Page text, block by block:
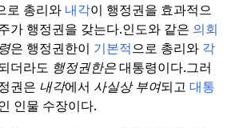
로 총리와 내각이 행정권을 효과적으
가 행정권을 갖는다.인도와 같은 의회
은 행정권한이 기본적으로 총리와 각
더라도 행정권한은대통령이다.그러
권은 내각에서 사실상 부여되고 대통
인물 수장이다.